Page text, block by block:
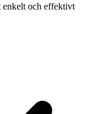
enkelt och effektivt